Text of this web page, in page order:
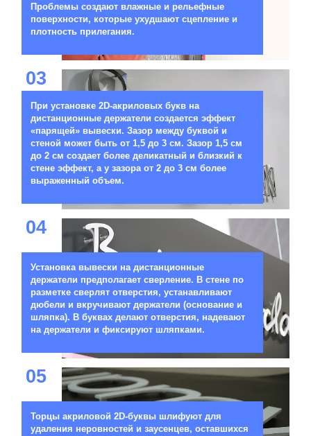
Проблемы создают влажные и рельефные
поверхности, которые ухудшают сцепление и
плотность прилегания.
03
При установке 2D-акриловых букв на
дистанционные держатели создается эффект
«парящей» вывески. Зазор между буквой и
стеной может быть от 1,5 до 3 см. Зазор 1,5 см
до 2 см создает более деликатный и близкий к
стене эффект, а у зазора от 2 до 3 см более
выраженный объем.
04
Установка вывески на дистанционные
держатели предполагает сверление. В стене по
разметке сверлят отверстия, устанавливают
дюбели и вкручивают держатели (основание и
шляпка). В буквах делают отверстия, надевают
на держатели и фиксируют шляпками.
05
Торцы акриловой 2D-буквы шлифуют для
удаления неровностей и заусенцев, оставшихся